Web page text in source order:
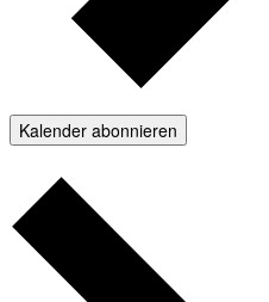
Kalender abonnieren